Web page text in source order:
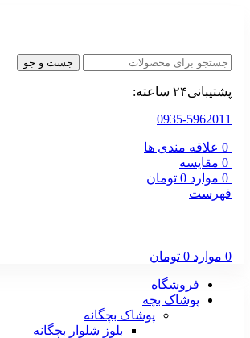
جست و جو
پشتیبانی۲۴ ساعته:
0935-5962011
0 علاقه مندی ها
0 مقایسه
0 موارد 0 تومان
فهرست
0 موارد 0 تومان
فروشگاه
پوشاک بچه
پوشاک بچگانه
بلوز شلوار بچگانه